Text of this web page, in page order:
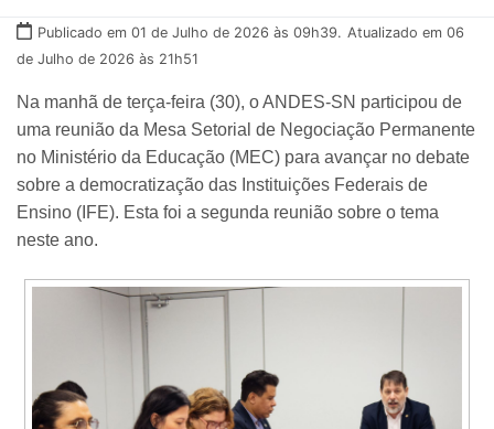
Publicado em 01 de Julho de 2026 às 09h39. Atualizado em 06
de Julho de 2026 às 21h51
Na manhã de terça-feira (30), o ANDES-SN participou de
uma reunião da Mesa Setorial de Negociação Permanente
no Ministério da Educação (MEC) para avançar no debate
sobre a democratização das Instituições Federais de
Ensino (IFE). Esta foi a segunda reunião sobre o tema
neste ano.